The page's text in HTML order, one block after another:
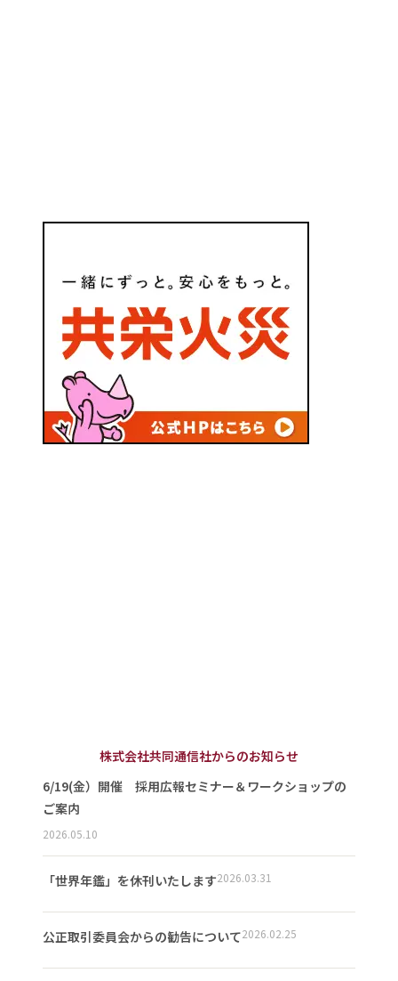
株式会社共同通信社からのお知らせ
6/19(金）開催 採用広報セミナー＆ワークショップの
ご案内
2026.05.10
「世界年鑑」を休刊いたします2026.03.31
公正取引委員会からの勧告について2026.02.25